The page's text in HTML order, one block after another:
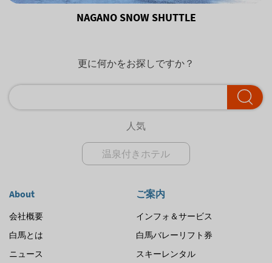
NAGANO SNOW SHUTTLE
更に何かをお探しですか？
人気
温泉付きホテル
About
会社概要
白馬とは
ニュース
ご案内
インフォ＆サービス
白馬バレーリフト券
スキーレンタル